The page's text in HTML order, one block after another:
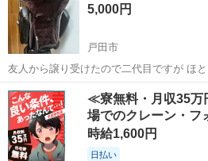
送り致します。 所々傷...
5,000円
戸田市
友人から譲り受けたので二代目ですが ほ
ボタン部分は破損していますが 使えます！ ご興味ある方メッセージ
ださい。
埼玉 戸田市 ベッド ボタン
≪寮無料・月収35万
場でのクレーン・フ
時給1,600円
日払い